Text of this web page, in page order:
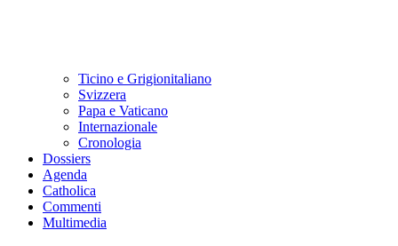
Ticino e Grigionitaliano
Svizzera
Papa e Vaticano
Internazionale
Cronologia
Dossiers
Agenda
Catholica
Commenti
Multimedia